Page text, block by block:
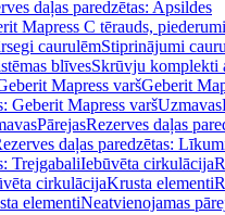
daļas paredzētas: Apsildes
Mapress C tērauds, piederumi
caurulēmStiprinājumi
blīvesSkrūvju komplekti
Mapress varšGeberit
Geberit Mapress varšUzmavas
PārejasRezerves daļas
daļas paredzētas:
TrejgabaliIebūvēta cirkulācija
cirkulācijaKrusta elementi
elementiNeatvienojamas